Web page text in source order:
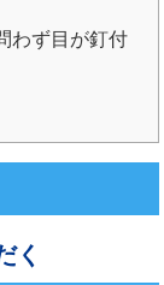
わず目が釘付
く